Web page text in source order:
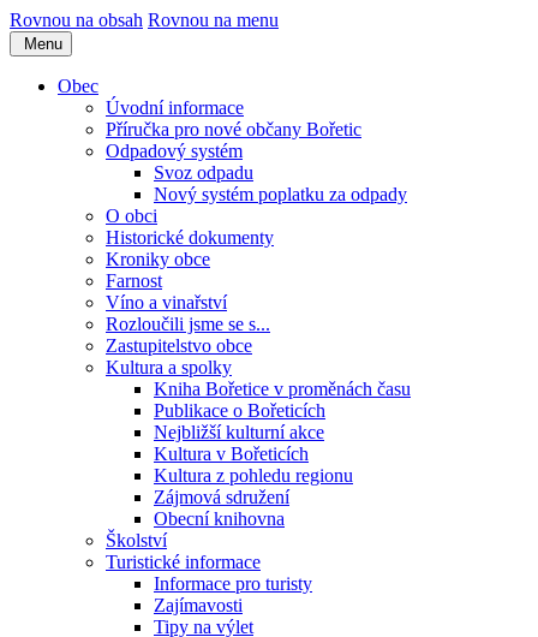
Rovnou na obsah Rovnou na menu
Menu
Obec
Úvodní informace
Příručka pro nové občany Bořetic
Odpadový systém
Svoz odpadu
Nový systém poplatku za odpady
O obci
Historické dokumenty
Kroniky obce
Farnost
Víno a vinařství
Rozloučili jsme se s...
Zastupitelstvo obce
Kultura a spolky
Kniha Bořetice v proměnách času
Publikace o Bořeticích
Nejbližší kulturní akce
Kultura v Bořeticích
Kultura z pohledu regionu
Zájmová sdružení
Obecní knihovna
Školství
Turistické informace
Informace pro turisty
Zajímavosti
Tipy na výlet